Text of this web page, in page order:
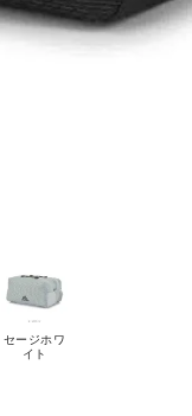
セージホワ
イト